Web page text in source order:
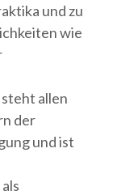
und zu
wie
allen
der
und ist